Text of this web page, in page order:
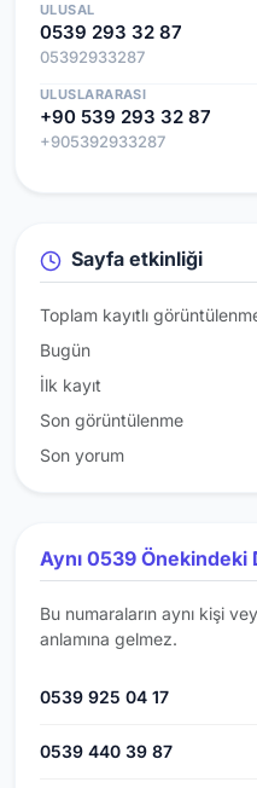
ULUSAL
0539 293 32 87
05392933287
ULUSLARARASI
+90 539 293 32 87
+905392933287
Sayfa etkinliği
Toplam kayıtlı
Bugün
İlk kayıt
Son görüntülenme
Son yorum
Aynı 0539 Önekindeki
Bu numaraların aynı kişi
anlamına gelmez.
0539 925 04 17
0539 440 39 87